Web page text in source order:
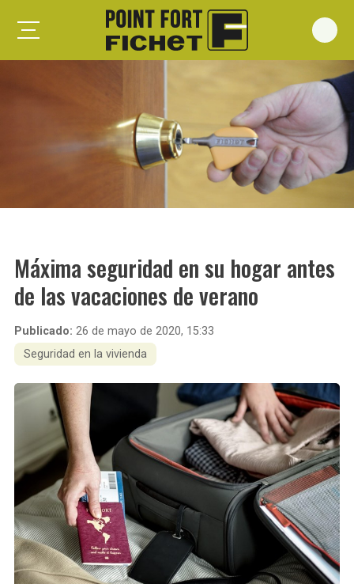
Foxeo HiS
Forges G375
Spheris His
Spheris Xp
Forstyl
Duo G071
Puertas trastero
Máxima seguridad en su hogar antes
de las vacaciones de verano
Publicado: 26 de mayo de 2020, 15:33
Seguridad en la vivienda